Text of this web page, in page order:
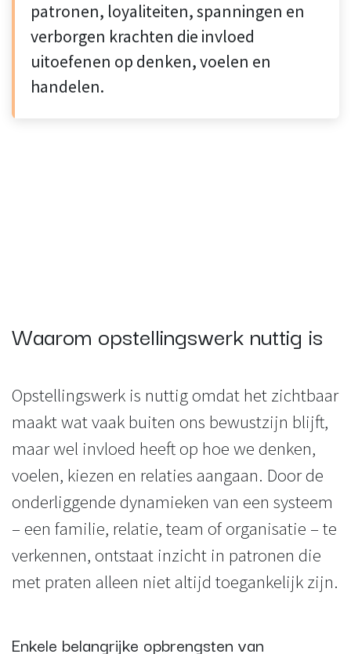
patronen, loyaliteiten, spanningen en
verborgen krachten die invloed
uitoefenen op denken, voelen en
handelen.
Waarom opstellingswerk nuttig is
Opstellingswerk is nuttig omdat het zichtbaar
maakt wat vaak buiten ons bewustzijn blijft,
maar wel invloed heeft op hoe we denken,
voelen, kiezen en relaties aangaan. Door de
onderliggende dynamieken van een systeem
– een familie, relatie, team of organisatie – te
verkennen, ontstaat inzicht in patronen die
met praten alleen niet altijd toegankelijk zijn.
Enkele belangrijke opbrengsten van